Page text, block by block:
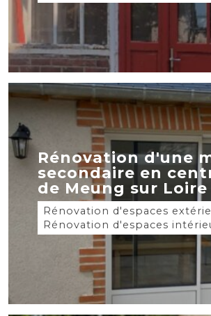
Rénovation d'une
secondaire en
de Meung sur Loire
Rénovation d'espaces
Rénovation d'espaces